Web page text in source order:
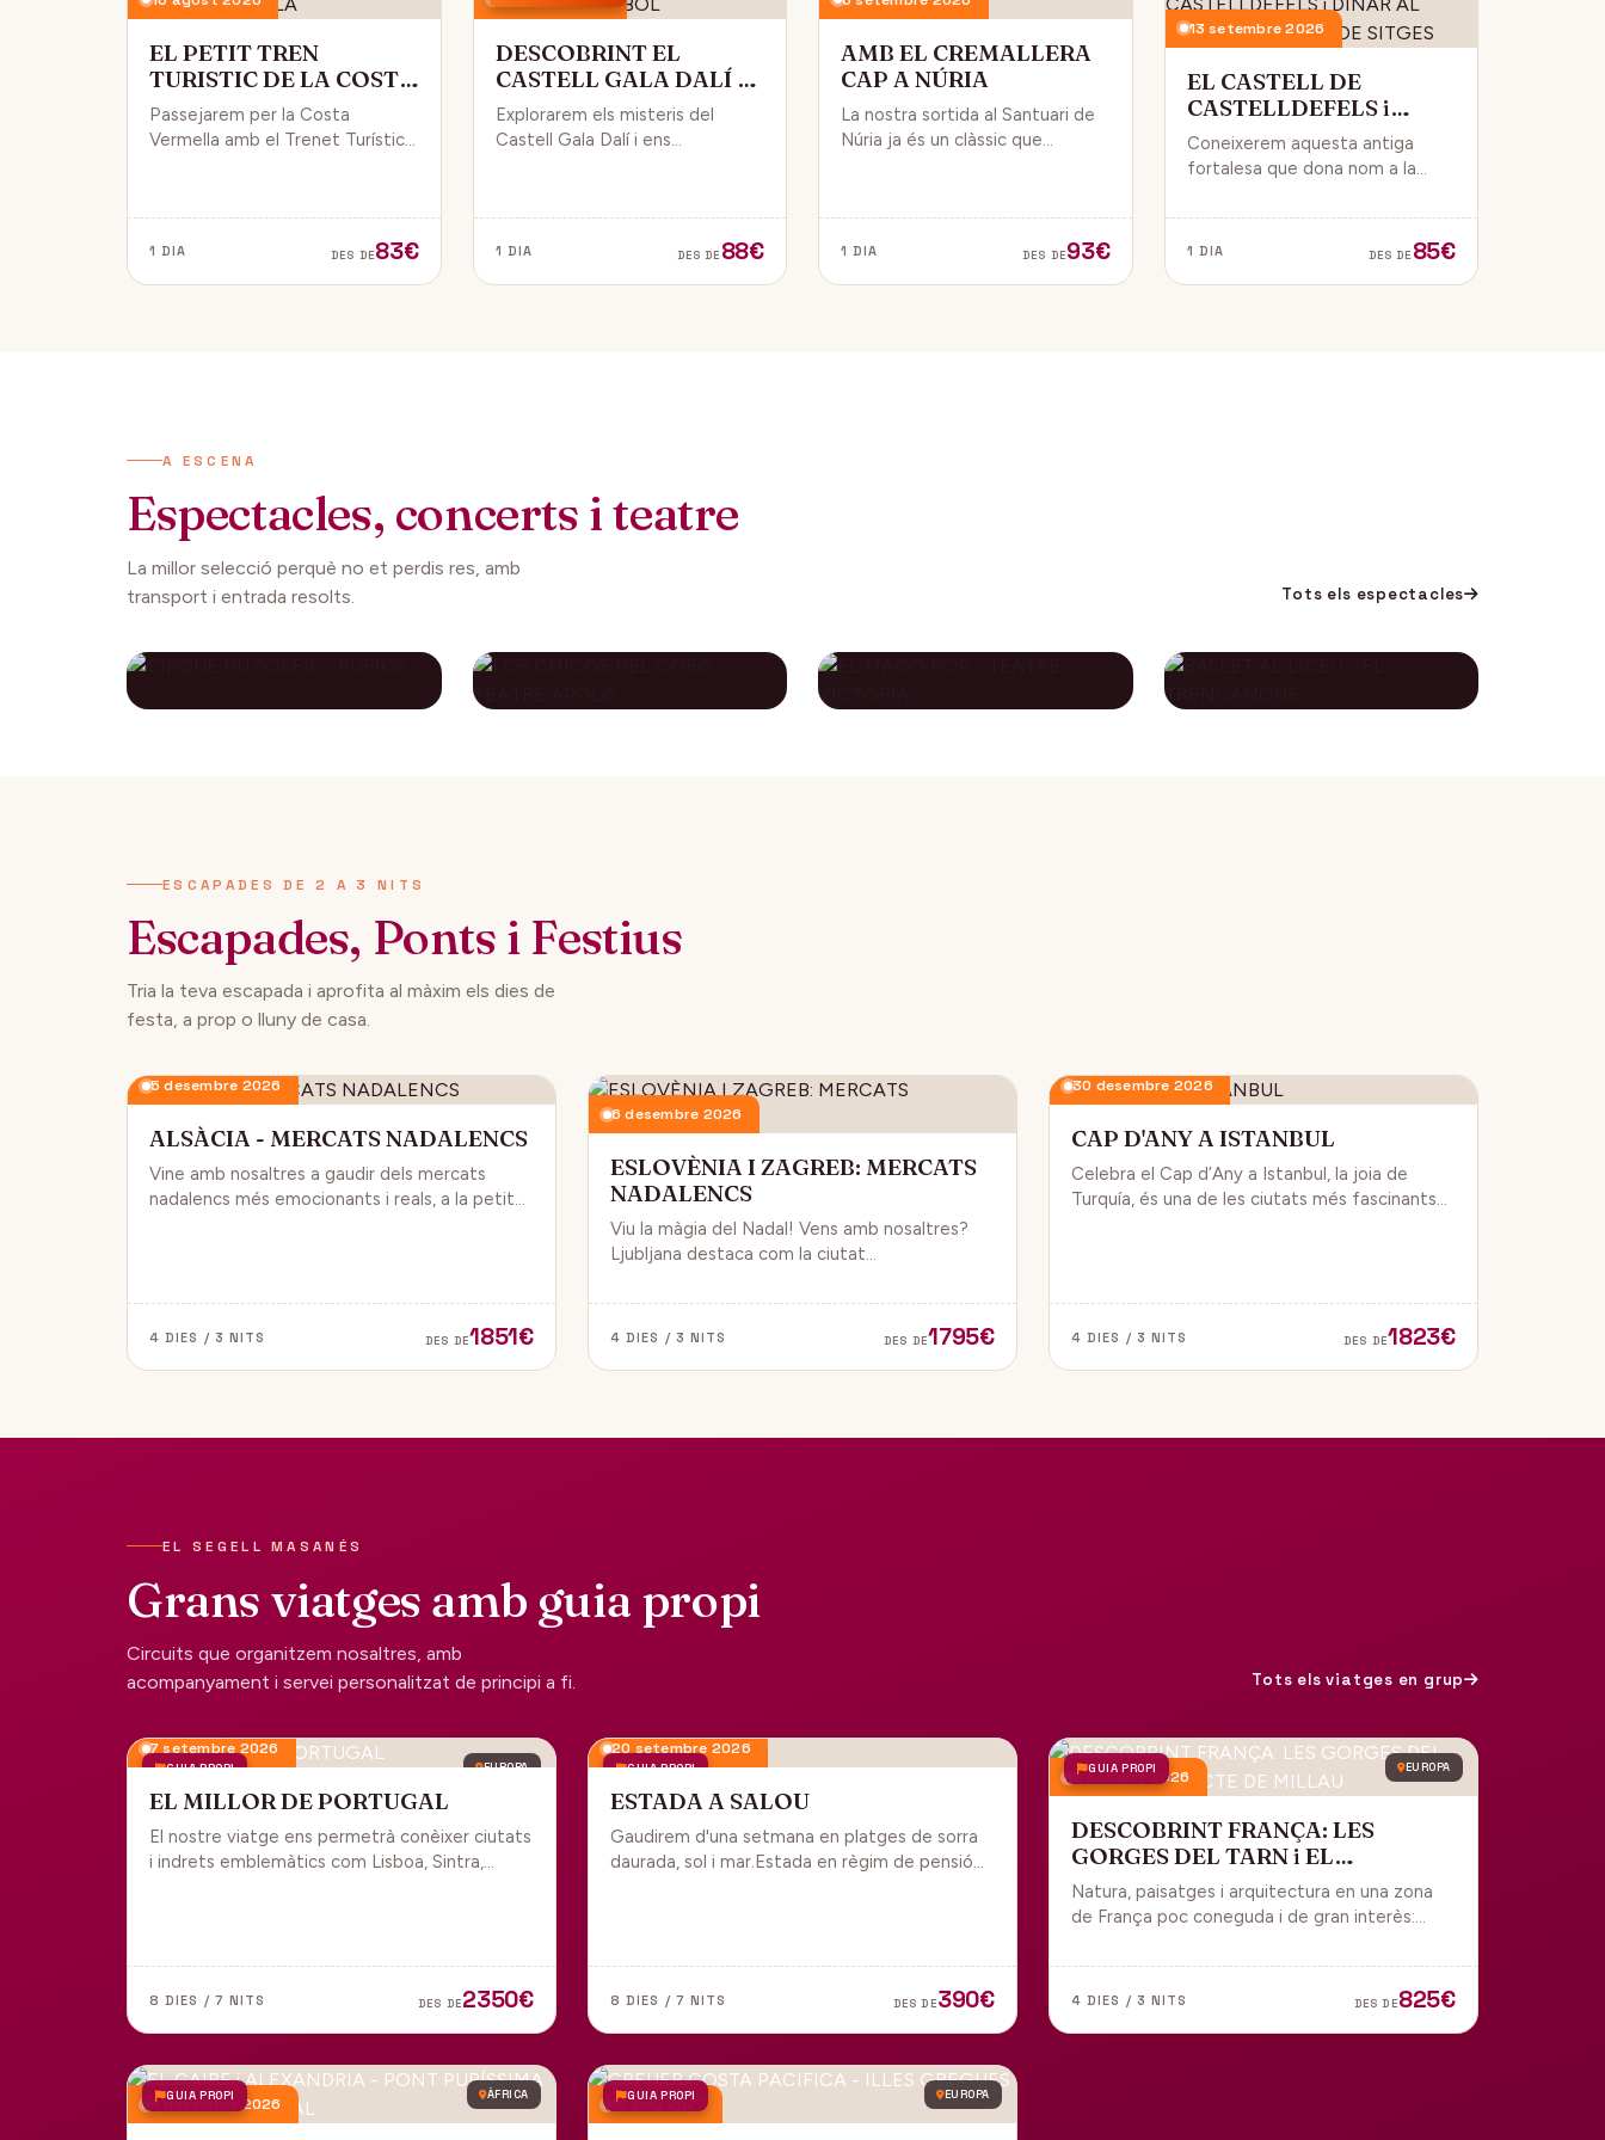
EL PETIT TREN
TURISTIC DE LA COSTA
VERMELLA
Passejarem per la Costa
Vermella amb el Trenet Turístic,
vistes de la Mar Mediterrània.
1 DIA DES DE83€
DESCOBRINT EL
CASTELL GALA DALÍ A
PÚBOL
Explorarem els misteris del
Castell Gala Dalí i ens
de Dalí.
1 DIA DES DE 88€
AMB EL CREMALLERA
CAP A NÚRIA
La nostra sortida al Santuari de
Núria ja és un clàssic que
veurem des del Cremallera.
1 DIA DES DE93€
13 setembre 2026
EL CASTELL DE
CASTELLDEFELS i
DINAR AL PASSEIG
MARITIM DE SITGES
Coneixerem aquesta antiga
fortalesa que dona nom a la
un punt estratègic amb vistes al
mar Mediterrani.
1 DIA DES DE 85€
A ESCENA
Espectacles, concerts i teatre
La millor selecció perquè no et perdis res, amb
transport i entrada resolts.
Tots els espectacles
ESCAPADES DE 2 A 3 NITS
Escapades, Ponts i Festius
Tria la teva escapada i aprofita al màxim els dies de
festa, a prop o lluny de casa.
5 desembre 2026
ALSÀCIA - MERCATS NADALENCS
Vine amb nosaltres a gaudir dels mercats
nadalencs més emocionants i reals, a la petita
4 DIES / 3 NITS DES DE1851€
6 desembre 2026
ESLOVÈNIA I ZAGREB: MERCATS
NADALENCS
Viu la màgia del Nadal! Vens amb nosaltres?
Ljubljana destaca com la ciutat
reconeguda com una de les millors
destinacions nadalenques d’Europa.
4 DIES / 3 NITS DES DE1795€
30 desembre 2026
CAP D'ANY A ISTANBUL
Celebra el Cap d’Any a Istanbul, la joia de
Turquía, és una de les ciutats més fascinants
4 DIES / 3 NITS DES DE1823€
EL SEGELL MASANÉS
Grans viatges amb guia propi
Circuits que organitzem nosaltres, amb
acompanyament i servei personalitzat de principi a fi.
Tots els viatges en grup
GUIA PROPI EUROPA
7 setembre 2026
EL MILLOR DE PORTUGAL
El nostre viatge ens permetrà conèixer ciutats
i indrets emblemàtics com Lisboa, Sintra,
8 DIES / 7 NITS DES DE2350€
GUIA PROPI
20 setembre 2026
ESTADA A SALOU
Gaudirem d'una setmana en platges de sorra
daurada, sol i mar.Estada en règim de pensió
8 DIES / 7 NITS DES DE390€
GUIA PROPI EUROPA
9 octubre 2026
DESCOBRINT FRANÇA: LES
GORGES DEL TARN i EL
VIADUCTE DE MILLAU
Natura, paisatges i arquitectura en una zona
de França poc coneguda i de gran interès:
l'impressionant Viaducte de Millau.
4 DIES / 3 NITS DES DE825€
GUIA PROPI ÀFRICA
4 desembre 2026 GUIA PROPI EUROPA
18 juny 2027